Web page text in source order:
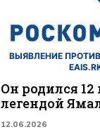
ВЫЯВЛЕНИЕ
Он родился
легендой
12.06.2026